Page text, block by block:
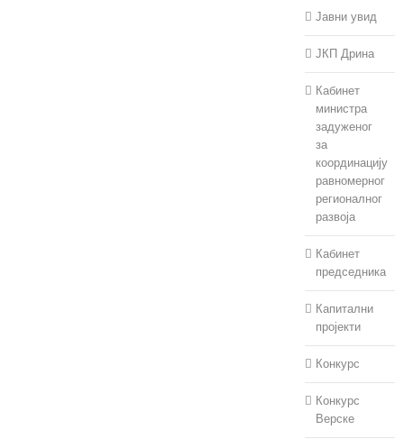
Јавни увид
ЈКП Дрина
Кабинет
министра
задуженог
за
координацију
равномерног
регионалног
развоја
Кабинет
председника
Капитални
пројекти
Конкурс
Конкурс
Верске